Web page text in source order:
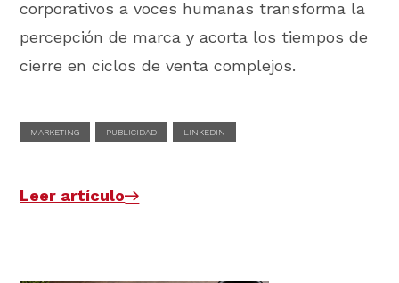
corporativos a voces humanas transforma la
percepción de marca y acorta los tiempos de
cierre en ciclos de venta complejos.
MARKETING PUBLICIDAD LINKEDIN
Leer artículo